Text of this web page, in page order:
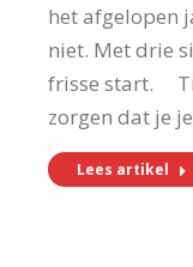
het afgelopen
niet. Met drie
frisse start.
zorgen dat je
Lees artikel